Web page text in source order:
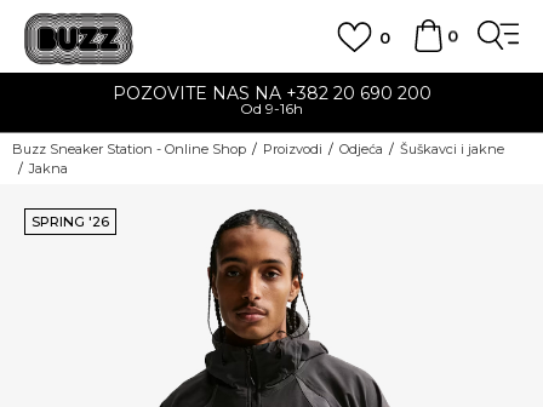
0
0
POZOVITE NAS NA +382 20 690 200
Od 9-16h
Buzz Sneaker Station - Online Shop Proizvodi Odjeća
Šuškavci i jakne
Jakna
SPRING '26